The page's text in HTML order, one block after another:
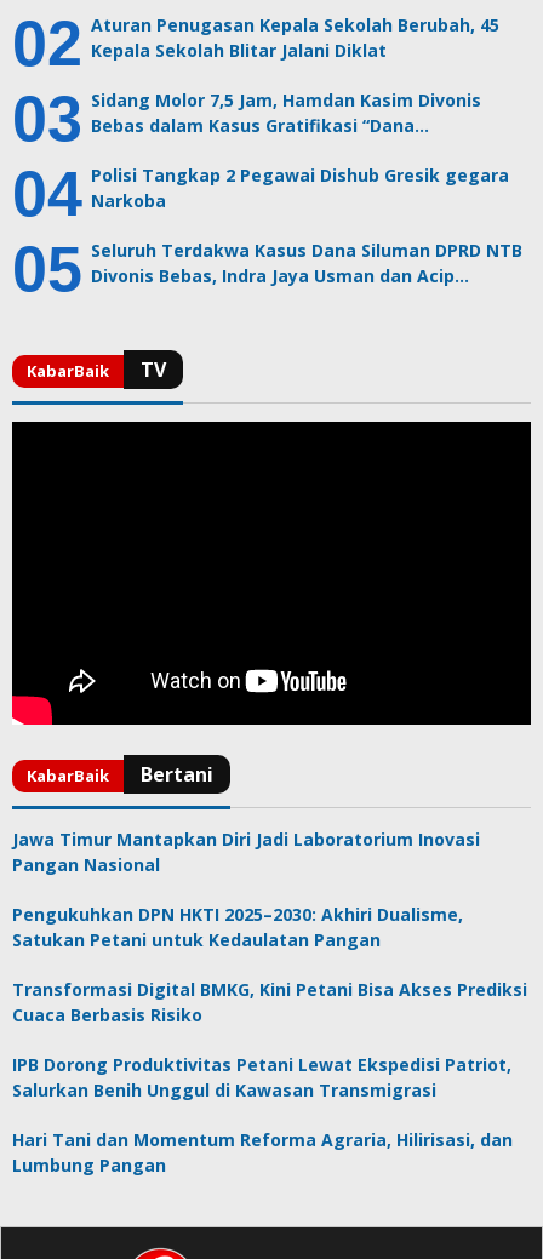
Aturan Penugasan Kepala Sekolah Berubah, 45
Kepala Sekolah Blitar Jalani Diklat
Sidang Molor 7,5 Jam, Hamdan Kasim Divonis
Bebas dalam Kasus Gratifikasi “Dana…
Polisi Tangkap 2 Pegawai Dishub Gresik gegara
Narkoba
Seluruh Terdakwa Kasus Dana Siluman DPRD NTB
Divonis Bebas, Indra Jaya Usman dan Acip…
Jawa Timur Mantapkan Diri Jadi Laboratorium Inovasi
Pangan Nasional
Pengukuhkan DPN HKTI 2025–2030: Akhiri Dualisme,
Satukan Petani untuk Kedaulatan Pangan
Transformasi Digital BMKG, Kini Petani Bisa Akses Prediksi
Cuaca Berbasis Risiko
IPB Dorong Produktivitas Petani Lewat Ekspedisi Patriot,
Salurkan Benih Unggul di Kawasan Transmigrasi
Hari Tani dan Momentum Reforma Agraria, Hilirisasi, dan
Lumbung Pangan